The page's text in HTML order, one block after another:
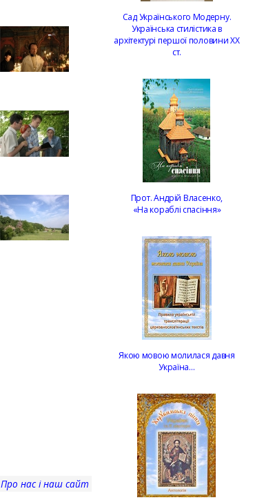
Про нас і наш сайт
Сад Українського Модерну.
Українська стилістика в
архітектурі першої половини ХХ
ст.
Прот. Андрій Власенко,
«На кораблі спасіння»
Якою мовою молилася давня
Україна…